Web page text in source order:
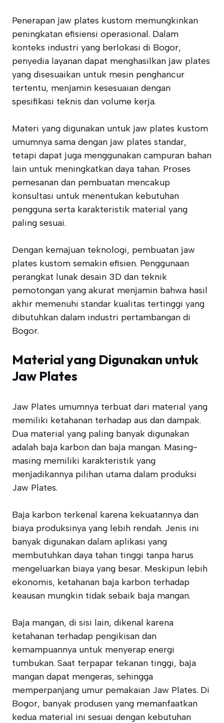
Penerapan jaw plates kustom memungkinkan
peningkatan efisiensi operasional. Dalam
konteks industri yang berlokasi di Bogor,
penyedia layanan dapat menghasilkan jaw plates
yang disesuaikan untuk mesin penghancur
tertentu, menjamin kesesuaian dengan
spesifikasi teknis dan volume kerja.
Materi yang digunakan untuk jaw plates kustom
umumnya sama dengan jaw plates standar,
tetapi dapat juga menggunakan campuran bahan
lain untuk meningkatkan daya tahan. Proses
pemesanan dan pembuatan mencakup
konsultasi untuk menentukan kebutuhan
pengguna serta karakteristik material yang
paling sesuai.
Dengan kemajuan teknologi, pembuatan jaw
plates kustom semakin efisien. Penggunaan
perangkat lunak desain 3D dan teknik
pemotongan yang akurat menjamin bahwa hasil
akhir memenuhi standar kualitas tertinggi yang
dibutuhkan dalam industri pertambangan di
Bogor.
Material yang Digunakan untuk
Jaw Plates
Jaw Plates umumnya terbuat dari material yang
memiliki ketahanan terhadap aus dan dampak.
Dua material yang paling banyak digunakan
adalah baja karbon dan baja mangan. Masing-
masing memiliki karakteristik yang
menjadikannya pilihan utama dalam produksi
Jaw Plates.
Baja karbon terkenal karena kekuatannya dan
biaya produksinya yang lebih rendah. Jenis ini
banyak digunakan dalam aplikasi yang
membutuhkan daya tahan tinggi tanpa harus
mengeluarkan biaya yang besar. Meskipun lebih
ekonomis, ketahanan baja karbon terhadap
keausan mungkin tidak sebaik baja mangan.
Baja mangan, di sisi lain, dikenal karena
ketahanan terhadap pengikisan dan
kemampuannya untuk menyerap energi
tumbukan. Saat terpapar tekanan tinggi, baja
mangan dapat mengeras, sehingga
memperpanjang umur pemakaian Jaw Plates. Di
Bogor, banyak produsen yang memanfaatkan
kedua material ini sesuai dengan kebutuhan